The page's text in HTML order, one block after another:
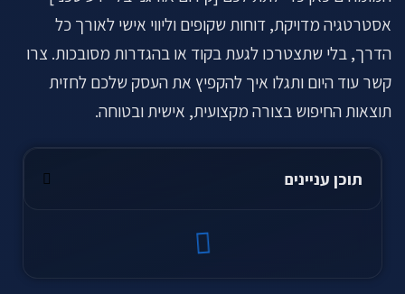
אסטרטגיה מדויקת, דוחות שקופים וליווי אישי לאורך כל
הדרך, בלי שתצטרכו לגעת בקוד או בהגדרות מסובכות. צרו
קשר עוד היום ותגלו איך להקפיץ את העסק שלכם לחזית
תוצאות החיפוש בצורה מקצועית, אישית ובטוחה.
תוכן עניינים